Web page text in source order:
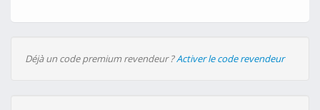
Déjà un code premium revendeur ?Activer le code revendeur